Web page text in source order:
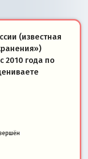
(известная
2010 года по